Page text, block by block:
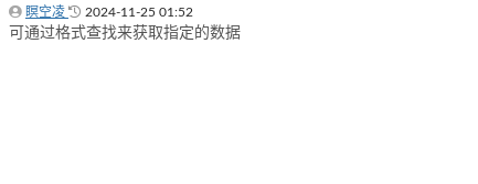
瞑空凌 2024-11-25 01:52
可通过格式查找来获取指定的数据